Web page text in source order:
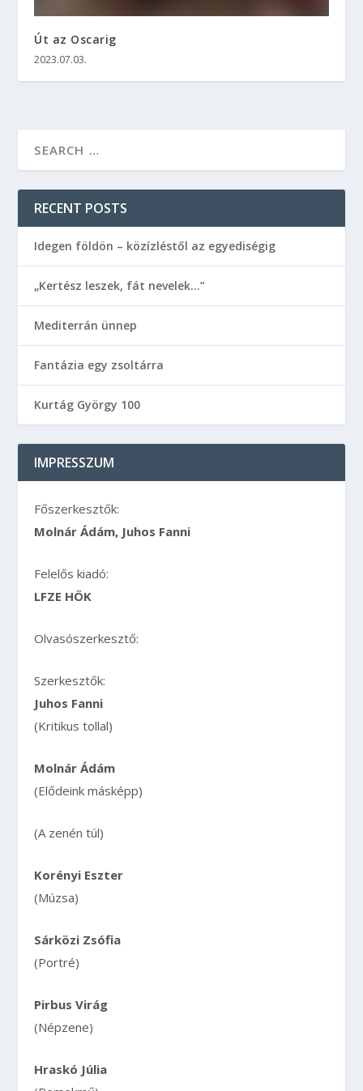
Út az Oscarig
2023.07.03.
RECENT POSTS
Idegen földön – közízléstől az egyediségig
„Kertész leszek, fát nevelek…”
Mediterrán ünnep
Fantázia egy zsoltárra
Kurtág György 100
IMPRESSZUM
Főszerkesztők:
Molnár Ádám, Juhos Fanni
Felelős kiadó:
LFZE HÖK
Olvasószerkesztő:
Szerkesztők:
Juhos Fanni
(Kritikus tollal)
Molnár Ádám
(Elődeink másképp)
(A zenén túl)
Korényi Eszter
(Múzsa)
Sárközi Zsófia
(Portré)
Pirbus Virág
(Népzene)
Hraskó Júlia